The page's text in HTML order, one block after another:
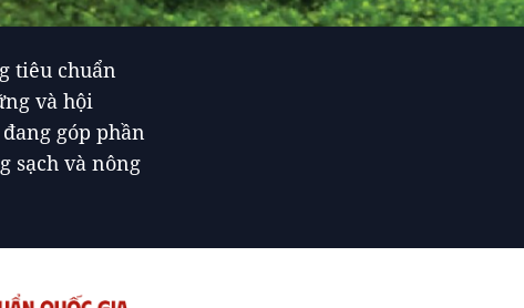
tiêu chuẩn
và hội
góp phần
sạch và nông